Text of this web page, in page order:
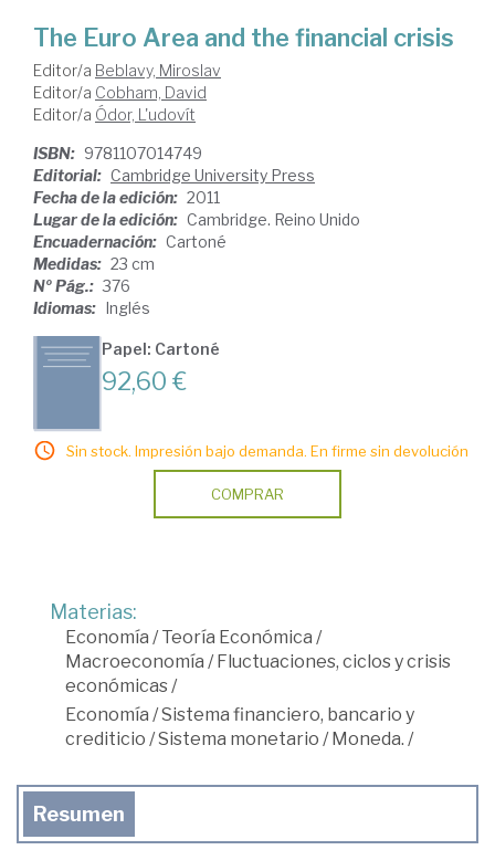
The Euro Area and the financial crisis
Editor/a Beblavy, Miroslav
Editor/a Cobham, David
Editor/a Ódor, L'udovít
ISBN: 9781107014749
Editorial: Cambridge University Press
Fecha de la edición: 2011
Lugar de la edición: Cambridge. Reino Unido
Encuadernación: Cartoné
Medidas: 23 cm
Nº Pág.: 376
Idiomas: Inglés
Papel: Cartoné
92,60 €
Sin stock. Impresión bajo demanda. En firme sin devolución
COMPRAR
Materias:
Economía /Teoría Económica /
Macroeconomía /Fluctuaciones, ciclos y crisis
económicas /
Economía /Sistema financiero, bancario y
crediticio /Sistema monetario /Moneda. /
Resumen